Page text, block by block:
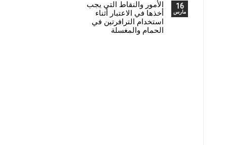
16
مارس
الأمور والنقاط التي يجب
أخذها في الاعتبار أثناء
استخدام الترافرتين في
الحمام والمغسلة